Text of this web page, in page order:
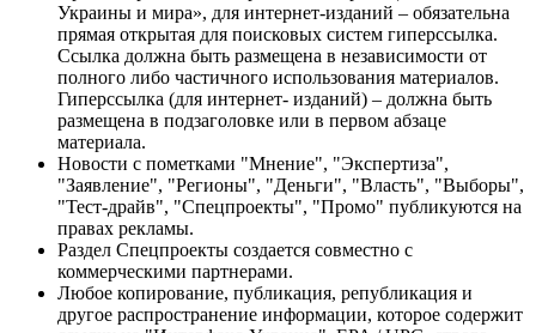
Украины и мира», для интернет-изданий – обязательна
прямая открытая для поисковых систем гиперссылка.
Ссылка должна быть размещена в независимости от
полного либо частичного использования материалов.
Гиперссылка (для интернет- изданий) – должна быть
размещена в подзаголовке или в первом абзаце
материала.
Новости с пометками "Мнение", "Экспертиза",
"Заявление", "Регионы", "Деньги", "Власть", "Выборы",
"Тест-драйв", "Спецпроекты", "Промо" публикуются на
правах рекламы.
Раздел Спецпроекты создается совместно с
коммерческими партнерами.
Любое копирование, публикация, републикация и
другое распространение информации, которое содержит